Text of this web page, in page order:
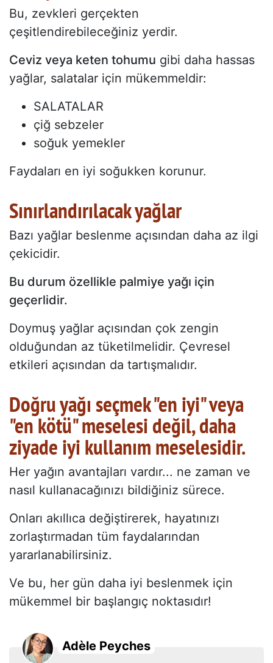
Bu, zevkleri gerçekten
çeşitlendirebileceğiniz yerdir.
Ceviz veya keten tohumu gibi daha hassas
yağlar, salatalar için mükemmeldir:
SALATALAR
çiğ sebzeler
soğuk yemekler
Faydaları en iyi soğukken korunur.
Sınırlandırılacak yağlar
Bazı yağlar beslenme açısından daha az ilgi
çekicidir.
Bu durum özellikle palmiye yağı için
geçerlidir.
Doymuş yağlar açısından çok zengin
olduğundan az tüketilmelidir. Çevresel
etkileri açısından da tartışmalıdır.
Doğru yağı seçmek "en iyi" veya
"en kötü" meselesi değil, daha
ziyade iyi kullanım meselesidir.
Her yağın avantajları vardır... ne zaman ve
nasıl kullanacağınızı bildiğiniz sürece.
Onları akıllıca değiştirerek, hayatınızı
zorlaştırmadan tüm faydalarından
yararlanabilirsiniz.
Ve bu, her gün daha iyi beslenmek için
mükemmel bir başlangıç noktasıdır!
Adèle Peyches